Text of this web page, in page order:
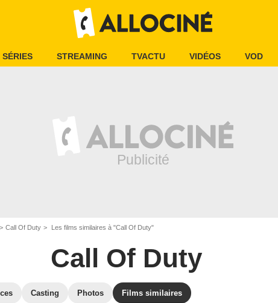
SÉRIES STREAMING TVACTU VIDÉOS VOD
Call Of Duty Les films similaires à "Call Of Duty"
Call Of Duty
Casting Photos Films similaires